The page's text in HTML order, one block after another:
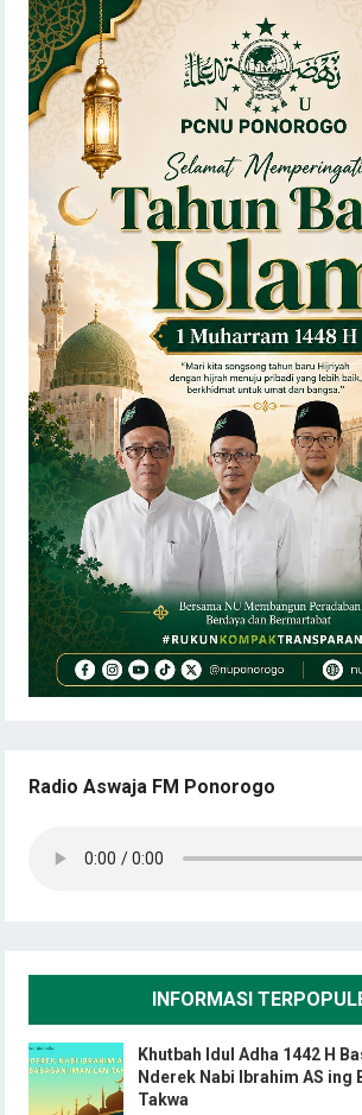
Radio Aswaja FM Ponorogo
INFORMASI
Khutbah Idul Adha 1442 H
Nderek Nabi Ibrahim AS ing
Takwa